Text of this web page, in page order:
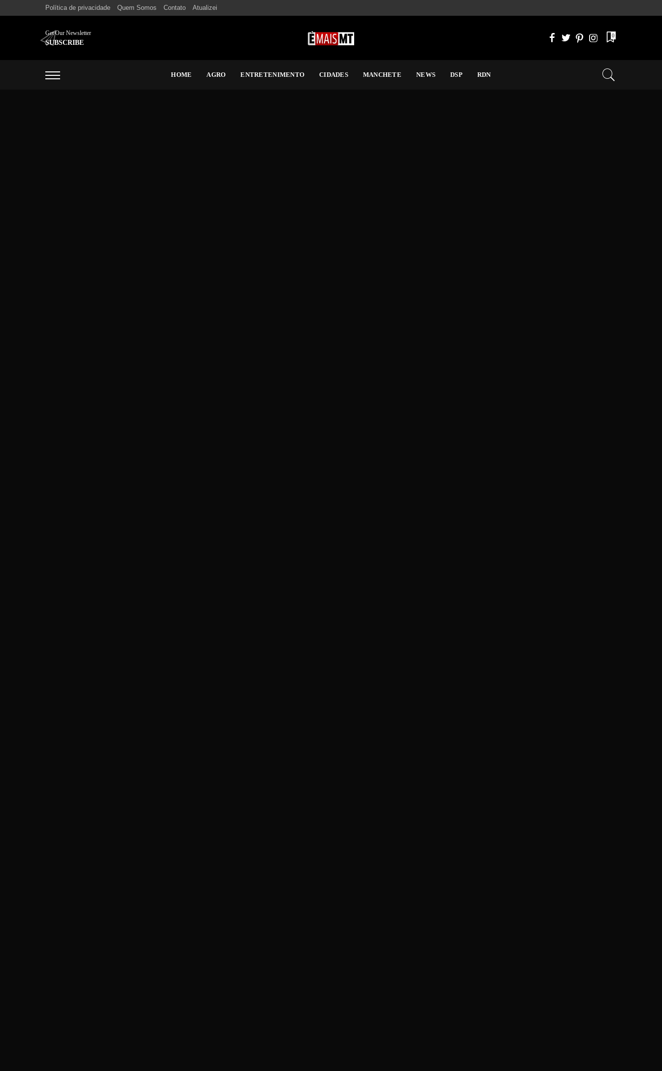
Política de privacidade Quem Somos Contato Atualizei
Get Our Newsletter
SUBSCRIBE
0
HOME AGRO ENTRETENIMENTO CIDADES MANCHETE NEWS DSP RDN